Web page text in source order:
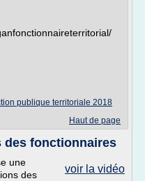
publique territoriale 2018
Haut de page
des fonctionnaires
voir la vidéo
une
des